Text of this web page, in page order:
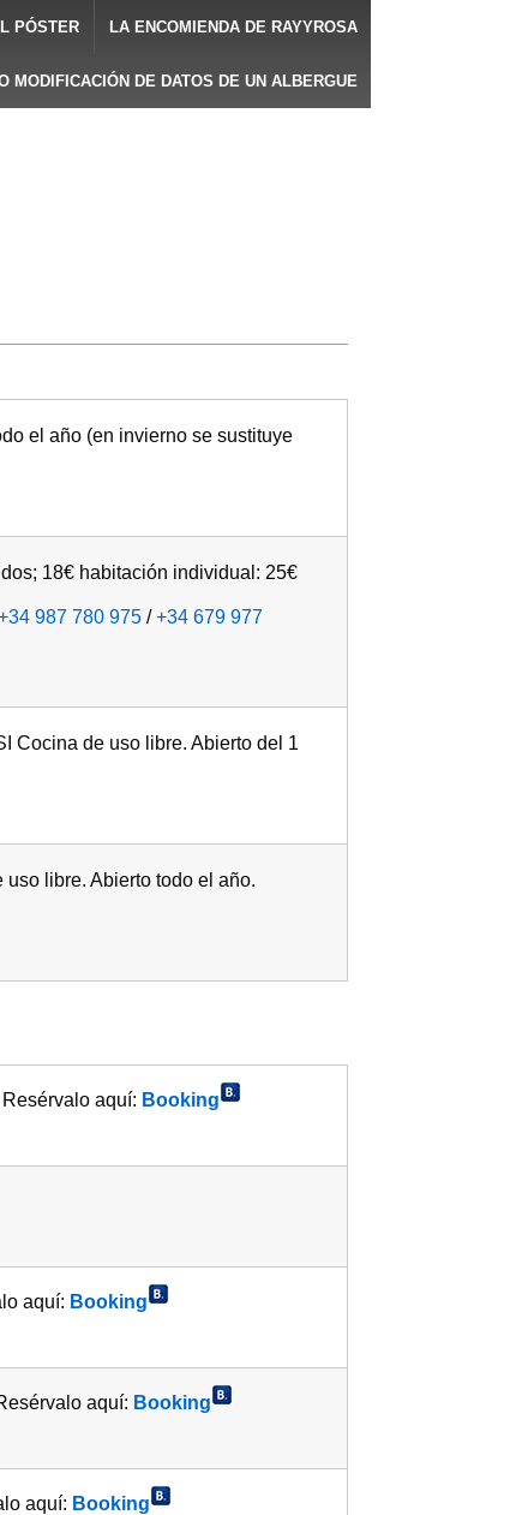
PÓSTER LA ENCOMIENDA DE RAYYROSA
MODIFICACIÓN DE DATOS DE UN ALBERGUE
el año (en invierno se sustituye
18€ habitación individual: 25€
987 780 975/+34 679 977
Cocina de uso libre. Abierto del 1
libre. Abierto todo el año.
aquí: Booking
aquí: Booking
aquí: Booking
aquí: Booking